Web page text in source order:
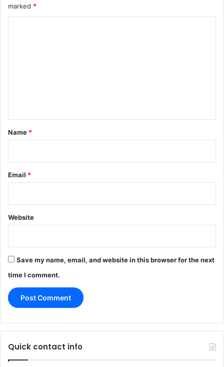
marked *
*
Name *
Email *
Website
Save my name, email, and website in this browser for the next
time I comment.
Quick contact info